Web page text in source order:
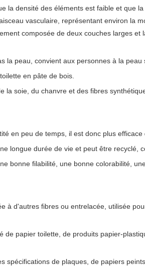
densité des éléments est faible et que
vasculaire, représentant environ la
composée de deux couches larges
la peau, convient aux personnes à la peau
en pâte de bois.
soie, du chanvre et des fibres
en peu de temps, il est donc plus efficace
longue durée de vie et peut être recyclé,
bonne filabilité, une bonne colorabilité,
d'autres fibres ou entrelacée, utilisée
papier toilette, de produits papier-
de plaques, de papiers